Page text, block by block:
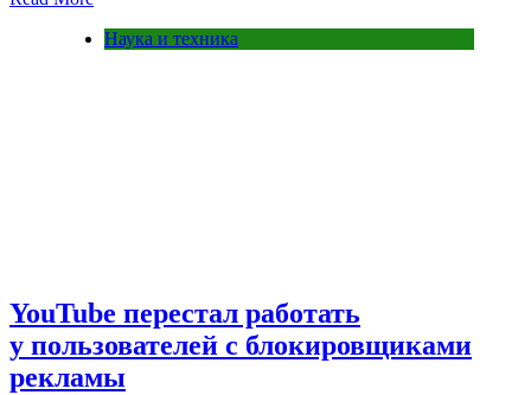
Наука и техника
YouTube перестал работать
у пользователей с блокировщиками
рекламы